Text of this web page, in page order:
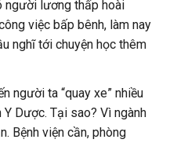
người lương thấp hoài
việc bấp bênh, làm nay
nghĩ tới chuyện học thêm
người ta “quay xe” nhiều
Dược. Tại sao? Vì ngành
Bệnh viện cần, phòng